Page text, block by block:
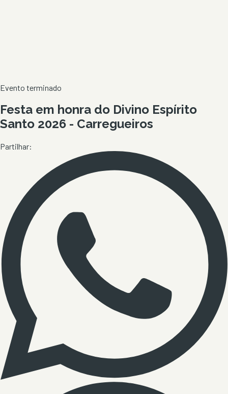
Evento terminado
Festa em honra do Divino Espírito
Santo 2026 - Carregueiros
Partilhar: